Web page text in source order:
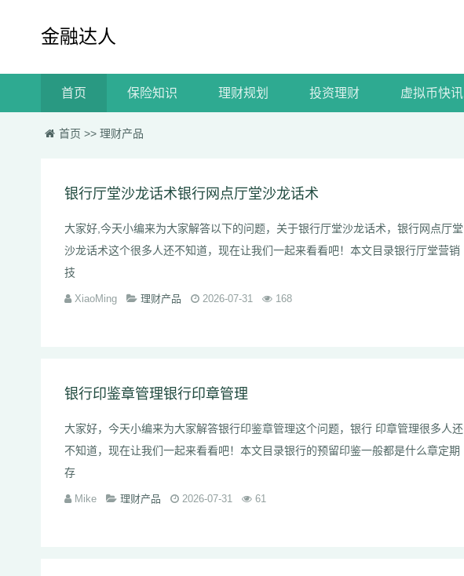
金融达人
首页 保险知识 理财规划 投资理财 虚拟币快讯
首页 >> 理财产品
银行厅堂沙龙话术银行网点厅堂沙龙话术
大家好,今天小编来为大家解答以下的问题，关于银行厅堂沙龙话术，银行网点厅堂
沙龙话术这个很多人还不知道，现在让我们一起来看看吧！本文目录银行厅堂营销
技
XiaoMing 理财产品 2026-07-31 168
银行印鉴章管理银行印章管理
大家好，今天小编来为大家解答银行印鉴章管理这个问题，银行 印章管理很多人还
不知道，现在让我们一起来看看吧！本文目录银行的预留印鉴一般都是什么章定期
存
Mike 理财产品 2026-07-31 61